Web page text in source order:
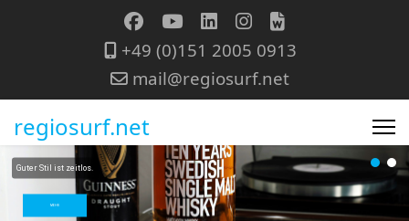
+49 (0)151 2005 0913
mail@regiosurf.net
regiosurf.net
Guter Stil ist zeitlos.
MEHR